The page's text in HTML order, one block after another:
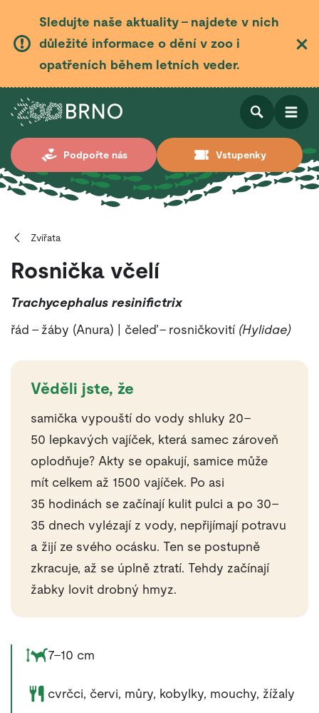
Sledujte naše aktuality – najdete v nich
důležité informace o dění v zoo i
opatřeních během letních veder.
Podpořte nás Vstupenky
Otevřít
Otevřít
Zvířata
Rosnička včelí
Trachycephalus resinifictrix
řád – žáby (Anura) | čeleď – rosničkovití (Hylidae)
Věděli jste, že
samička vypouští do vody shluky 20–
50 lepkavých vajíček, která samec zároveň
oplodňuje? Akty se opakují, samice může
mít celkem až 1500 vajíček. Po asi
35 hodinách se začínají kulit pulci a po 30–
35 dnech vylézají z vody, nepřijímají potravu
a žijí ze svého ocásku. Ten se postupně
zkracuje, až se úplně ztratí. Tehdy začínají
žabky lovit drobný hmyz.
Rozměry zvířete:
7–10 cm
Potrava zvířete:
cvrčci, červi, můry, kobylky, mouchy, žížaly